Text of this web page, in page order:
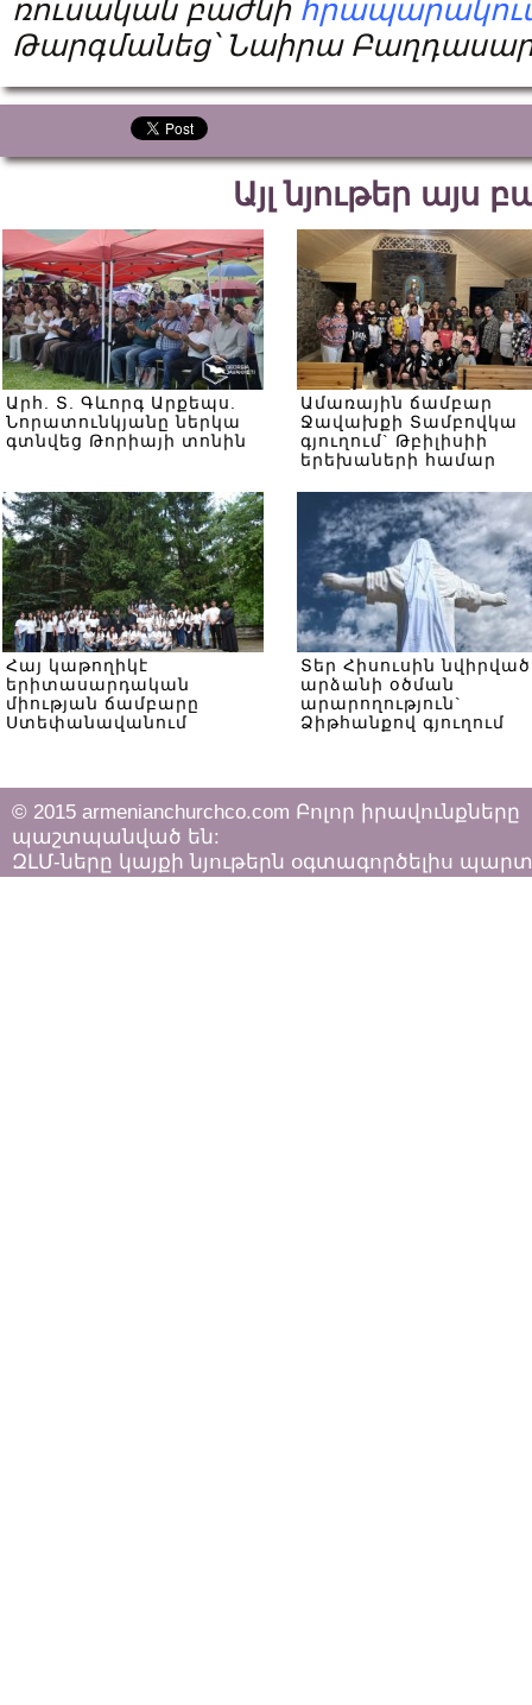
ռուսական բաժնի
Թարգմանեց՝ Նաիրա
Այլ նյութեր այս
Արհ. Տ. Գևորգ Արքեպս.
Նորատունկյանը ներկա
գտնվեց Թորիայի տոնին
Ամառային ճամբար
Ջավախքի Տամբովկա
գյուղում` Թբիլիսիի
երեխաների համար
Հայ կաթողիկէ
երիտասարդական
միության ճամբարը
Ստեփանավանում
Տեր Հիսուսին նվիրված
արձանի օծման
արարողություն`
Ձիթհանքով գյուղում
© 2015 armenianchurchco.com Բոլոր իրավունքները
պաշտպանված են:
ԶԼՄ-ները կայքի նյութերն օգտագործելիս